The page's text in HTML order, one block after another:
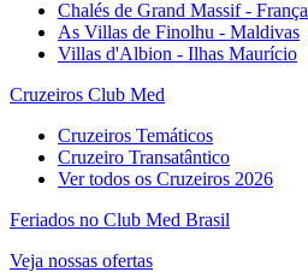
Chalés de Grand Massif - França
As Villas de Finolhu - Maldivas
Villas d'Albion - Ilhas Maurício
Cruzeiros Club Med
Cruzeiros Temáticos
Cruzeiro Transatântico
Ver todos os Cruzeiros 2026
Feriados no Club Med Brasil
Veja nossas ofertas